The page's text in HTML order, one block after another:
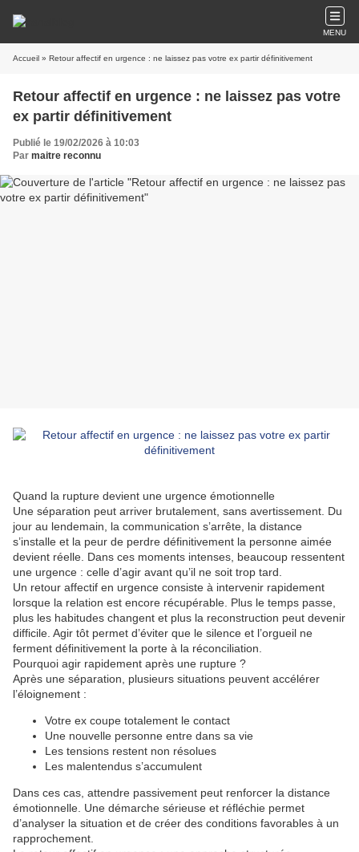
MENU
Accueil » Retour affectif en urgence : ne laissez pas votre ex partir définitivement
Retour affectif en urgence : ne laissez pas votre
ex partir définitivement
Publié le 19/02/2026 à 10:03
Par maitre reconnu
Quand la rupture devient une urgence émotionnelle
Une séparation peut arriver brutalement, sans avertissement. Du
jour au lendemain, la communication s’arrête, la distance
s’installe et la peur de perdre définitivement la personne aimée
devient réelle. Dans ces moments intenses, beaucoup ressentent
une urgence : celle d’agir avant qu’il ne soit trop tard.
Un retour affectif en urgence consiste à intervenir rapidement
lorsque la relation est encore récupérable. Plus le temps passe,
plus les habitudes changent et plus la reconstruction peut devenir
difficile. Agir tôt permet d’éviter que le silence et l’orgueil ne
ferment définitivement la porte à la réconciliation.
Pourquoi agir rapidement après une rupture ?
Après une séparation, plusieurs situations peuvent accélérer
l’éloignement :
Votre ex coupe totalement le contact
Une nouvelle personne entre dans sa vie
Les tensions restent non résolues
Les malentendus s’accumulent
Dans ces cas, attendre passivement peut renforcer la distance
émotionnelle. Une démarche sérieuse et réfléchie permet
d’analyser la situation et de créer des conditions favorables à un
rapprochement.